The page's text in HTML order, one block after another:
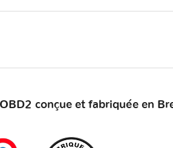
conçue et fabriquée en